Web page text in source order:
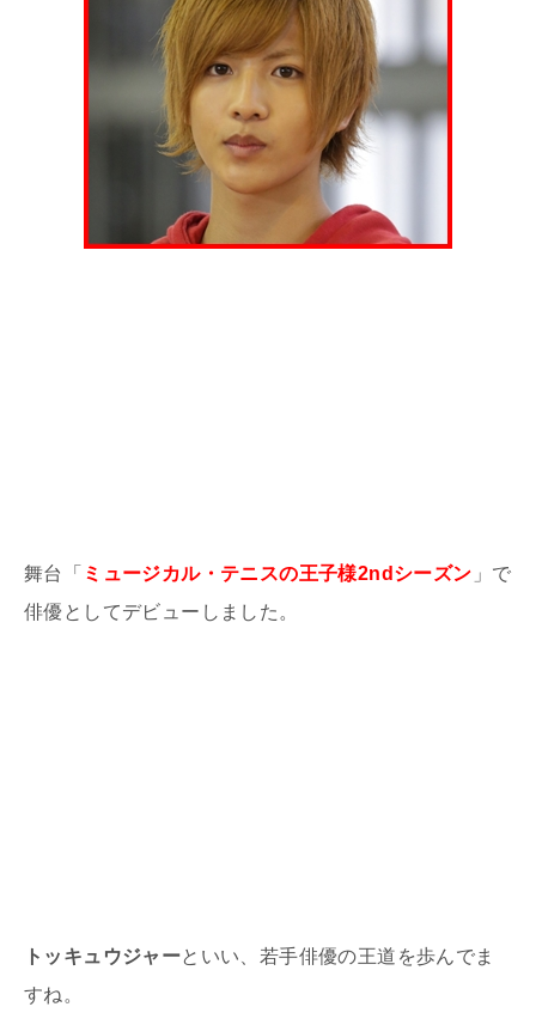
舞台「 ミュージカル・テニスの王子様2ndシーズン 」で
俳優としてデビューしました。
トッキュウジャーといい、若手俳優の王道を歩んでま
すね。